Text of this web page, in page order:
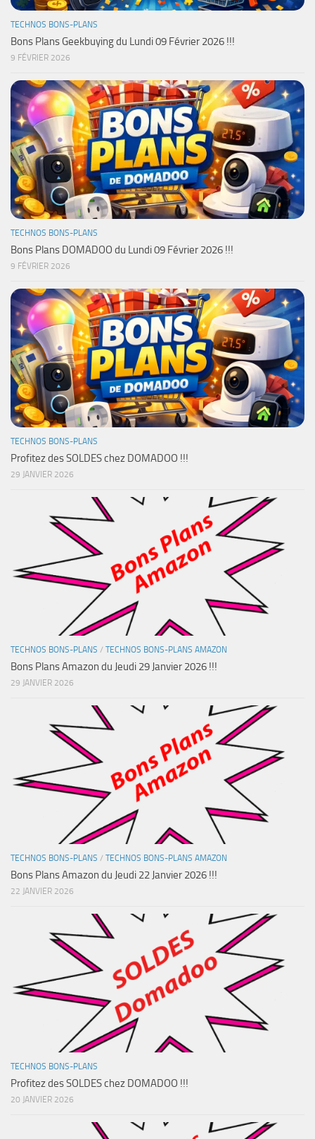
TECHNOS BONS-PLANS
Bons Plans Geekbuying du Lundi 09 Février 2026 !!!
9 FÉVRIER 2026
TECHNOS BONS-PLANS
Bons Plans DOMADOO du Lundi 09 Février 2026 !!!
9 FÉVRIER 2026
TECHNOS BONS-PLANS
Profitez des SOLDES chez DOMADOO !!!
29 JANVIER 2026
TECHNOS BONS-PLANS / TECHNOS BONS-PLANS AMAZON
Bons Plans Amazon du Jeudi 29 Janvier 2026 !!!
29 JANVIER 2026
TECHNOS BONS-PLANS / TECHNOS BONS-PLANS AMAZON
Bons Plans Amazon du Jeudi 22 Janvier 2026 !!!
22 JANVIER 2026
TECHNOS BONS-PLANS
Profitez des SOLDES chez DOMADOO !!!
20 JANVIER 2026